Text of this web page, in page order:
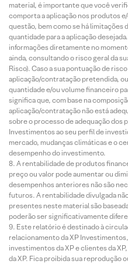
material, é importante que você
comporta a aplicação nos produtos
questão, bem como se há limitações
quantidade para a aplicação
informações diretamente no
ainda, consultando o risco geral da
Risco). Caso a sua pontuação de
aplicação/contratação pretendida,
quantidade e/ou volume financeiro
significa que, com base na
aplicação/contratação não está
sobre o processo de adequação dos
Investimentos ao seu perfil de
mercado, mudanças climáticas e o
desempenho do investimento.
A rentabilidade de produtos
preço ou valor pode aumentar ou
desempenhos anteriores não são
futuros. A rentabilidade divulgada
presentes neste material são
poderão ser significativamente
Este relatório é destinado à
relacionamento da XP
investimentos da XP e clientes da
da XP. Fica proibida sua reprodução